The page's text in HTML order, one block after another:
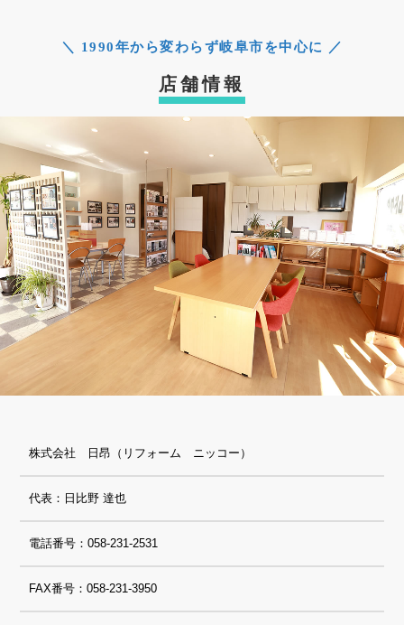
＼ 1990年から変わらず岐阜市を中心に ／
店舗情報
株式会社 日昂（リフォーム ニッコー）
代表：日比野 達也
電話番号：058-231-2531
FAX番号：058-231-3950